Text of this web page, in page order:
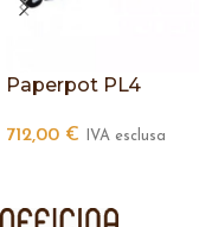
Paperpot PL4
712,00 € IVA esclusa